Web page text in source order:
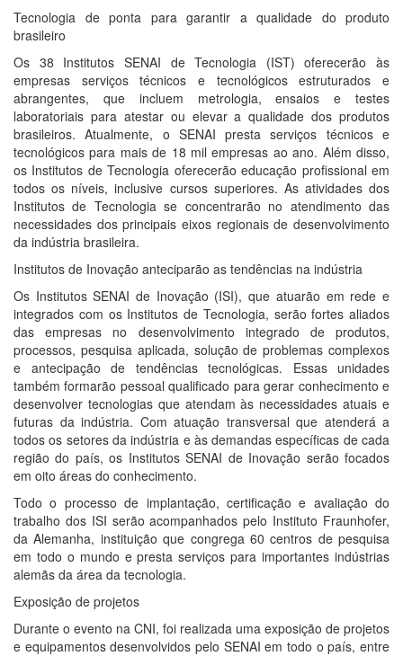
Tecnologia de ponta para garantir a qualidade do produto
brasileiro
Os 38 Institutos SENAI de Tecnologia (IST) oferecerão às
empresas serviços técnicos e tecnológicos estruturados e
abrangentes, que incluem metrologia, ensaios e testes
laboratoriais para atestar ou elevar a qualidade dos produtos
brasileiros. Atualmente, o SENAI presta serviços técnicos e
tecnológicos para mais de 18 mil empresas ao ano. Além disso,
os Institutos de Tecnologia oferecerão educação profissional em
todos os níveis, inclusive cursos superiores. As atividades dos
Institutos de Tecnologia se concentrarão no atendimento das
necessidades dos principais eixos regionais de desenvolvimento
da indústria brasileira.
Institutos de Inovação anteciparão as tendências na indústria
Os Institutos SENAI de Inovação (ISI), que atuarão em rede e
integrados com os Institutos de Tecnologia, serão fortes aliados
das empresas no desenvolvimento integrado de produtos,
processos, pesquisa aplicada, solução de problemas complexos
e antecipação de tendências tecnológicas. Essas unidades
também formarão pessoal qualificado para gerar conhecimento e
desenvolver tecnologias que atendam às necessidades atuais e
futuras da indústria. Com atuação transversal que atenderá a
todos os setores da indústria e às demandas específicas de cada
região do país, os Institutos SENAI de Inovação serão focados
em oito áreas do conhecimento.
Todo o processo de implantação, certificação e avaliação do
trabalho dos ISI serão acompanhados pelo Instituto Fraunhofer,
da Alemanha, instituição que congrega 60 centros de pesquisa
em todo o mundo e presta serviços para importantes indústrias
alemãs da área da tecnologia.
Exposição de projetos
Durante o evento na CNI, foi realizada uma exposição de projetos
e equipamentos desenvolvidos pelo SENAI em todo o país, entre